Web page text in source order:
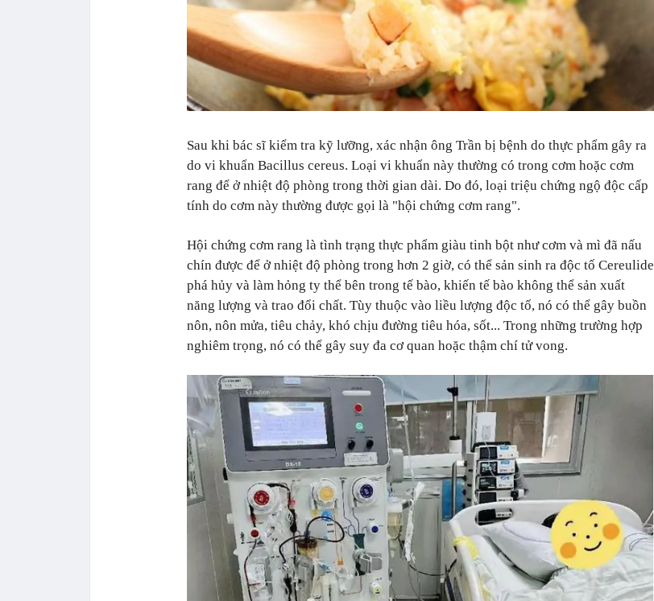
Sau khi bác sĩ kiểm tra kỹ lưỡng, xác nhận ông Trần bị bệnh do thực phẩm gây ra
do vi khuẩn Bacillus cereus. Loại vi khuẩn này thường có trong cơm hoặc cơm
rang để ở nhiệt độ phòng trong thời gian dài. Do đó, loại triệu chứng ngộ độc cấp
tính do cơm này thường được gọi là "hội chứng cơm rang".
Hội chứng cơm rang là tình trạng thực phẩm giàu tinh bột như cơm và mì đã nấu
chín được để ở nhiệt độ phòng trong hơn 2 giờ, có thể sản sinh ra độc tố Cereulide
phá hủy và làm hỏng ty thể bên trong tế bào, khiến tế bào không thể sản xuất
năng lượng và trao đổi chất. Tùy thuộc vào liều lượng độc tố, nó có thể gây buồn
nôn, nôn mửa, tiêu chảy, khó chịu đường tiêu hóa, sốt... Trong những trường hợp
nghiêm trọng, nó có thể gây suy đa cơ quan hoặc thậm chí tử vong.